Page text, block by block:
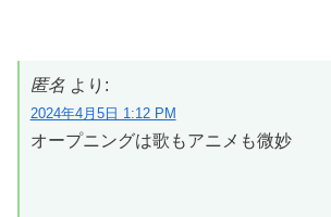
匿名 より:
2024年4月5日 1:12 PM
オープニングは歌もアニメも微妙